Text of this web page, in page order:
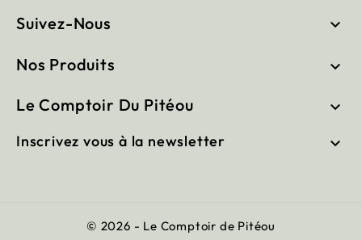
Suivez-Nous 
Nos Produits 
Le Comptoir Du Pitéou 
Inscrivez vous à la newsletter 
© 2026 - Le Comptoir de Pitéou